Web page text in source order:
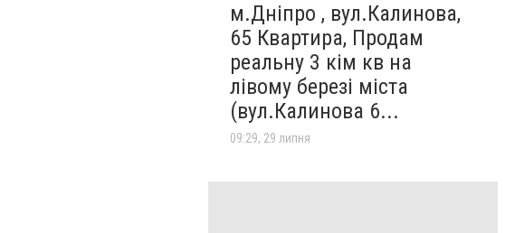
м.Дніпро , вул.Калинова,
65 Квартира, Продам
реальну 3 кім кв на
лівому березі міста
(вул.Калинова 6...
09:29, 29 липня